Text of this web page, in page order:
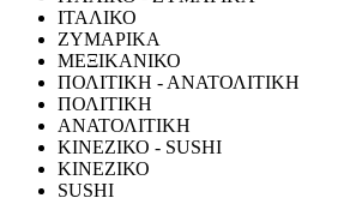
ΙΤΑΛΙΚΟ
ΖΥΜΑΡΙΚΑ
ΜΕΞΙΚΑΝΙΚΟ
ΠΟΛΙΤΙΚΗ - ΑΝΑΤΟΛΙΤΙΚΗ
ΠΟΛΙΤΙΚΗ
ΑΝΑΤΟΛΙΤΙΚΗ
ΚΙΝΕΖΙΚΟ - SUSHI
ΚΙΝΕΖΙΚΟ
SUSHI